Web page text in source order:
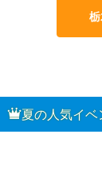
夏の人気イベ